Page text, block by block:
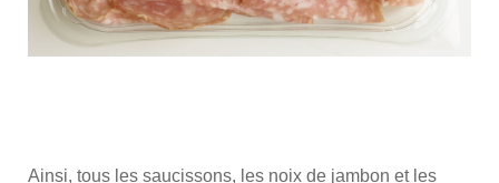
Ainsi, tous les saucissons, les noix de jambon et les